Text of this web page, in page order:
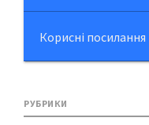
Корисні посилання
РУБРИКИ